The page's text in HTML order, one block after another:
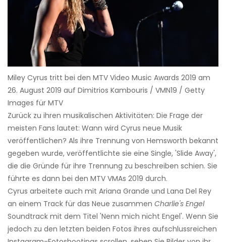
Miley Cyrus tritt bei den MTV Video Music Awards 2019 am
26. August 2019 auf Dimitrios Kambouris / VMN19 / Getty
Images für MTV
Zurück zu ihren musikalischen Aktivitäten: Die Frage der
meisten Fans lautet: Wann wird Cyrus neue Musik
veröffentlichen? Als ihre Trennung von Hemsworth bekannt
gegeben wurde, veröffentlichte sie eine Single, 'Slide Away',
die die Gründe für ihre Trennung zu beschreiben schien. Sie
führte es dann bei den MTV VMAs 2019 durch.
Cyrus arbeitete auch mit Ariana Grande und Lana Del Rey
an einem Track für das Neue zusammen Charlie's Engel
Soundtrack mit dem Titel 'Nenn mich nicht Engel'. Wenn Sie
jedoch zu den letzten beiden Fotos ihres aufschlussreichen